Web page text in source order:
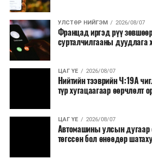
Нөөцийн махыг цахим системд
бэлтгэлийн явц, нөөцийн үлдэгдэл
хөнгөлөлттэй зээлийг
явдлыг таслан зогсоох,
өрсөлдөөнийг бий болгох
Иргэд агуулах, үйлдвэрээс махаа
малчид системээр дамжуулан
Түүнчлэн түлш, улаанбуудай,
бүрдүүлэх зоорь, агуулах барих аж
УЛСТӨР НИЙГЭМ 2026/08/07
Францад иргэд рүү
сурталчилгааны дуудлага
ЦАГ ҮЕ 2026/08/07
Нийтийн тээврийн Ч:19А
түр хугацаагаар өөрчлөлт
ЦАГ ҮЕ 2026/08/07
Автомашины улсын дугаар
төгссөн бол өнөөдөр